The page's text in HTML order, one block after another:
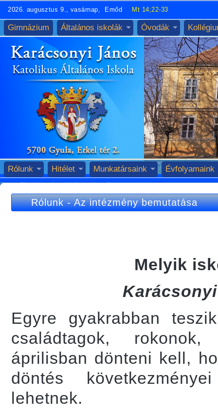
2026. augusztus 9., vasárnap, Emőd Mt 14;22-33
Gimnázium Általános iskolák Óvodák
Rólunk Hitélet Munkatársaink Évfolyamaink
Rólunk-Az intézmény bemutatása
Melyik
Egyre gyakrabban
családtagok,
áprilisban dönteni kell,
döntés
lehetnek.